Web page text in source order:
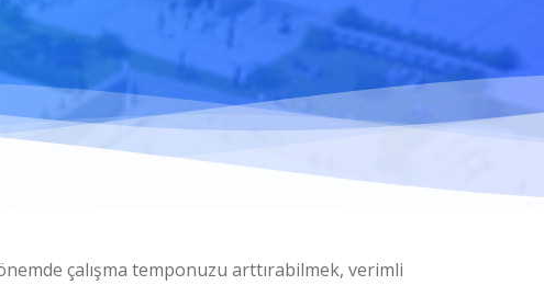
çalışma temponuzu arttırabilmek, verimli